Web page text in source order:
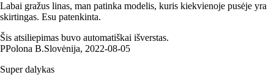
Labai gražus linas, man patinka modelis, kuris kiekvienoje pusėje yra
skirtingas. Esu patenkinta.
Šis atsiliepimas buvo automatiškai išverstas.
PPolona B.Slovėnija, 2022‑08‑05
Super dalykas